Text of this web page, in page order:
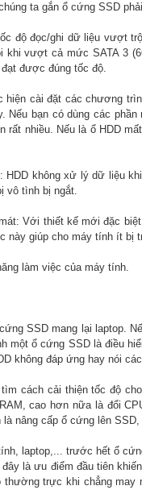
ta gắn ổ cứng SSD
độ đọc/ghi dữ liệu vượt
vượt cả mức SATA 3
được đúng tốc độ.
hiện cài đặt các chương
Nếu bạn có dùng các
rất nhiều. Nếu là ổ HDD
HDD không xử lý dữ liệu
vô tình bị ngắt.
Với thiết kế mới đặc
này giúp cho máy tính ít bị
làm việc của máy tính.
SSD mang lại laptop.
ổ cứng SSD là điều
không đáp ứng hay nói
cách cải thiện tốc độ
cao hơn nữa là đổi
nâng cấp ổ cứng lên
laptop,... trước hết ổ
là ưu điểm đầu tiên
trực khi chẳng